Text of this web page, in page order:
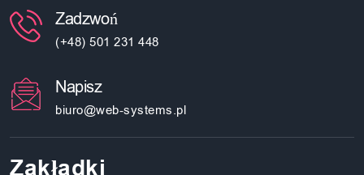
Zadzwoń
(+48) 501 231 448
Napisz
biuro@web-systems.pl
Zakładki